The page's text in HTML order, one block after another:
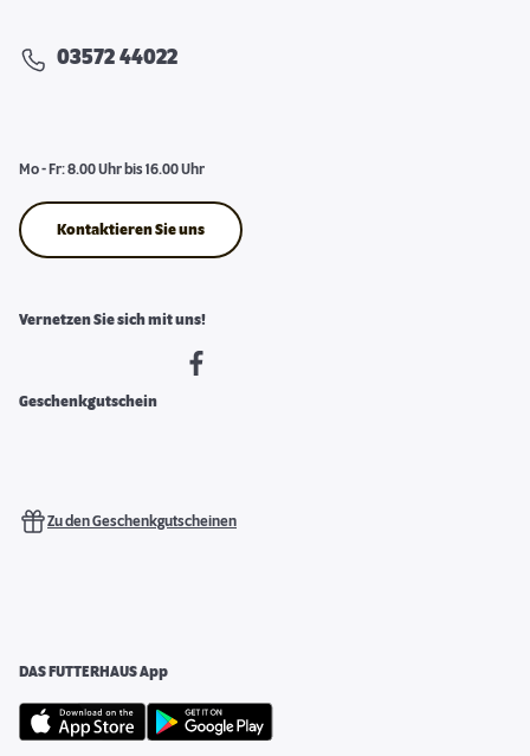
03572 44022
Mo - Fr: 8.00 Uhr bis 16.00 Uhr
Kontaktieren Sie uns
Vernetzen Sie sich mit uns!
Geschenkgutschein
Zu den Geschenkgutscheinen
DAS FUTTERHAUS App